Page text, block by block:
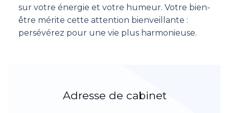
sur votre énergie et votre humeur. Votre bien-
être mérite cette attention bienveillante :
persévérez pour une vie plus harmonieuse.
Adresse de cabinet